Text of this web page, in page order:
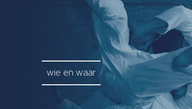
wie en waar